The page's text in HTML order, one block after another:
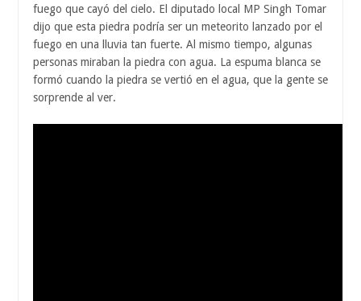
fuego que cayó del cielo. El diputado local MP Singh Tomar
dijo que esta piedra podría ser un meteorito lanzado por el
fuego en una lluvia tan fuerte. Al mismo tiempo, algunas
personas miraban la piedra con agua. La espuma blanca se
formó cuando la piedra se vertió en el agua, que la gente se
sorprende al ver.